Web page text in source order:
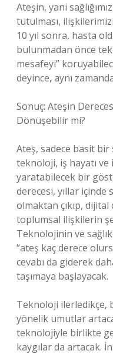
Ateşin, yani
tutulması,
10 yıl sonra, hasta
bulunmadan önce
mesafeyi”
deyince, aynı
Sonuç: Ateşin
Dönüşebilir mi?
Ateş, sadece basit bir
teknoloji, iş hayatı
yaratabilecek bir
derecesi, yıllar içinde
olmaktan çıkıp, dijital
toplumsal ilişkilerin
Teknolojinin ve
“ateş kaç derece
cevabı da giderek
taşımaya başlayacak.
Teknoloji ilerledikçe,
yönelik umutlar
teknolojiyle birlikte
kaygılar da artacak.